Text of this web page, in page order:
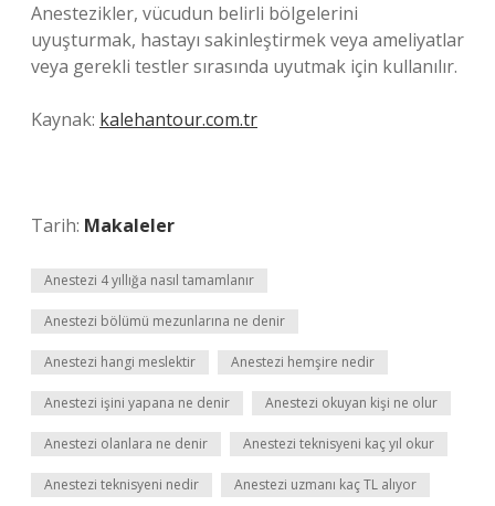
Anestezikler, vücudun belirli bölgelerini
uyuşturmak, hastayı sakinleştirmek veya ameliyatlar
veya gerekli testler sırasında uyutmak için kullanılır.
Kaynak: kalehantour.com.tr
Tarih: Makaleler
Anestezi 4 yıllığa nasıl tamamlanır
Anestezi bölümü mezunlarına ne denir
Anestezi hangi meslektir Anestezi hemşire nedir
Anestezi işini yapana ne denir Anestezi okuyan kişi ne olur
Anestezi olanlara ne denir Anestezi teknisyeni kaç yıl okur
Anestezi teknisyeni nedir Anestezi uzmanı kaç TL alıyor